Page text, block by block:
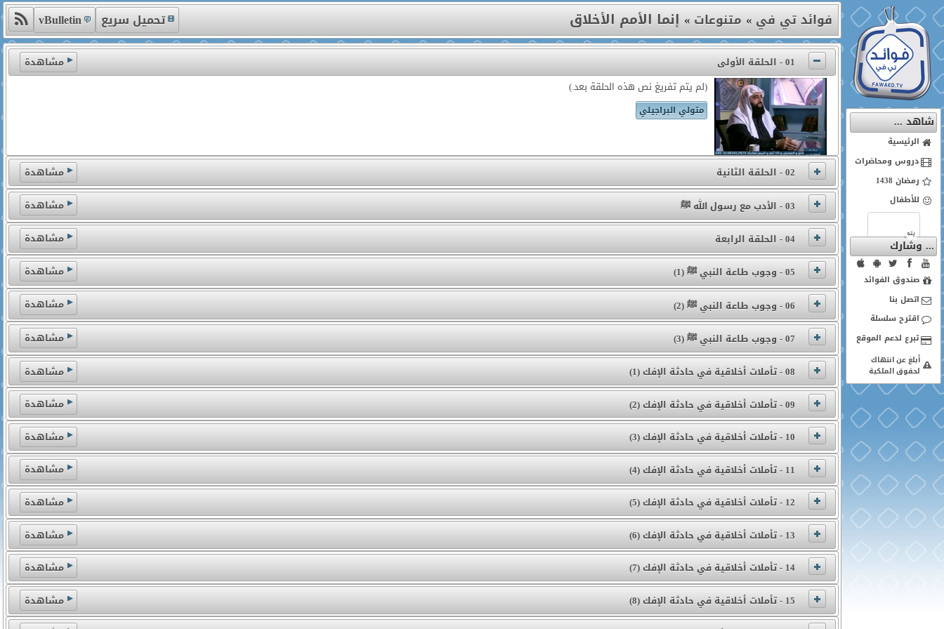
شاهد ...
الرئيسية
دروس ومحاضرات
رمضان 1438
للأطفال
... وشارك
صندوق الفوائد
اتصل بنا
اقترح سلسلة
أبلغ عن انتهاك
لحقوق الملكية
فوائد تي في » متنوعات »إنما الأمم الأخلاق تحميل سريع vBulletin
01 - الحلقة الأولى
مشاهدة
(لم يتم تفريغ نص هذه الحلقة بعد.)
متولي البراجيلي
02 - الحلقة الثانية
مشاهدة
03 - الأدب مع رسول الله ﷺ
مشاهدة
04 - الحلقة الرابعة
مشاهدة
05 - وجوب طاعة النبي ﷺ (1)
مشاهدة
06 - وجوب طاعة النبي ﷺ (2)
مشاهدة
07 - وجوب طاعة النبي ﷺ (3)
مشاهدة
08 - تأملات أخلاقية في حادثة الإفك (1)
مشاهدة
09 - تأملات أخلاقية في حادثة الإفك (2)
مشاهدة
10 - تأملات أخلاقية في حادثة الإفك (3)
مشاهدة
11 - تأملات أخلاقية في حادثة الإفك (4)
مشاهدة
12 - تأملات أخلاقية في حادثة الإفك (5)
مشاهدة
13 - تأملات أخلاقية في حادثة الإفك (6)
مشاهدة
14 - تأملات أخلاقية في حادثة الإفك (7)
مشاهدة
15 - تأملات أخلاقية في حادثة الإفك (8)
مشاهدة